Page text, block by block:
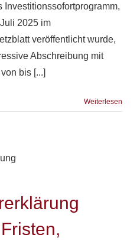
Investitionssofortprogramm,
2025 im
veröffentlicht wurde,
Abschreibung mit
bis [...]
Weiterlesen